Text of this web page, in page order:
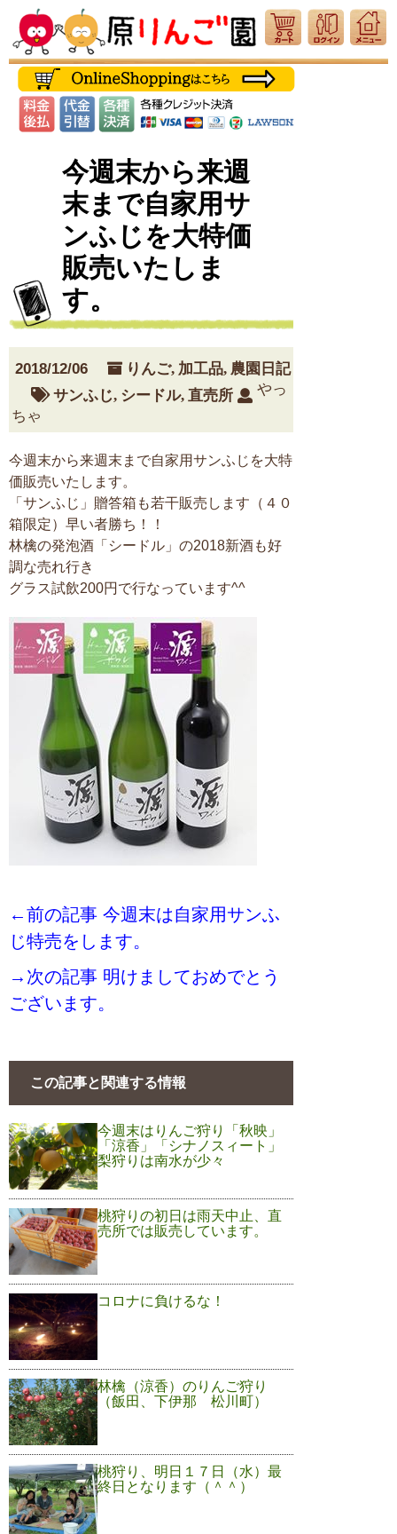
今週末から来週
末まで自家用サ
ンふじを大特価
販売いたしま
す。
2018/12/06 りんご, 加工品, 農園日記
サンふじ, シードル, 直売所
やっ
ちゃ
今週末から来週末まで自家用サンふじを大特
価販売いたします。
「サンふじ」贈答箱も若干販売します（４０
箱限定）早い者勝ち！！
林檎の発泡酒「シードル」の2018新酒も好
調な売れ行き
グラス試飲200円で行なっています^^
←前の記事 今週末は自家用サンふ
じ特売をします。
→次の記事 明けましておめでとう
ございます。
この記事と関連する情報
今週末はりんご狩り「秋映」
「涼香」「シナノスィート」
梨狩りは南水が少々
桃狩りの初日は雨天中止、直
売所では販売しています。
コロナに負けるな！
林檎（涼香）のりんご狩り
（飯田、下伊那 松川町）
桃狩り、明日１７日（水）最
終日となります（＾＾）